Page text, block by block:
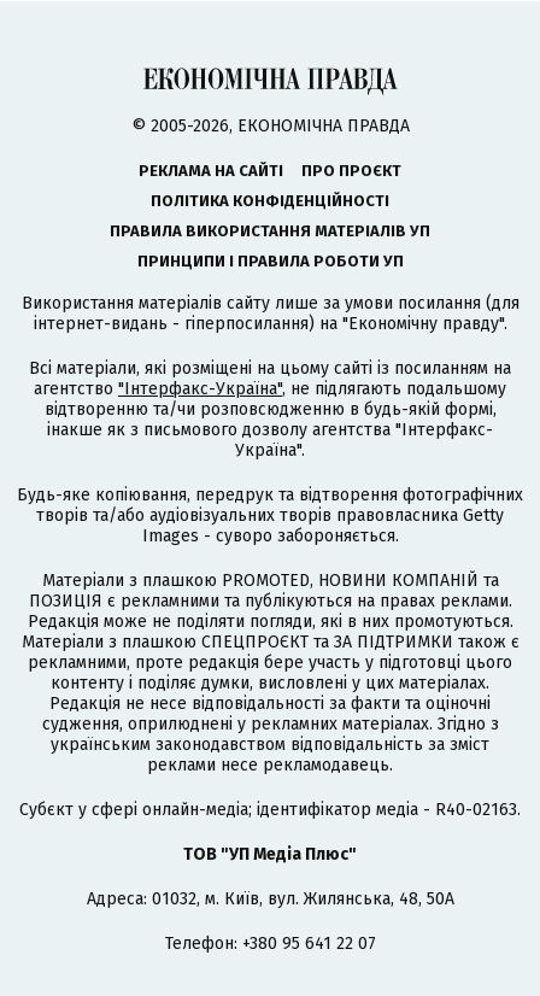
© 2005-2026, ЕКОНОМІЧНА ПРАВДА
РЕКЛАМА НА САЙТІ
ПРО ПРОЄКТ
ПОЛІТИКА КОНФІДЕНЦІЙНОСТІ
ПРАВИЛА ВИКОРИСТАННЯ МАТЕРІАЛІВ УП
ПРИНЦИПИ І ПРАВИЛА РОБОТИ УП
Використання матеріалів сайту лише за умови посилання (для
інтернет-видань - гіперпосилання) на "Економічну правду".
Всі матеріали, які розміщені на цьому сайті із посиланням на
агентство "Інтерфакс-Україна", не підлягають подальшому
відтворенню та/чи розповсюдженню в будь-якій формі,
інакше як з письмового дозволу агентства "Інтерфакс-
Україна".
Будь-яке копіювання, передрук та відтворення фотографічних
творів та/або аудіовізуальних творів правовласника Getty
Images - суворо забороняється.
Матеріали з плашкою PROMOTED, НОВИНИ КОМПАНІЙ та
ПОЗИЦІЯ є рекламними та публікуються на правах реклами.
Редакція може не поділяти погляди, які в них промотуються.
Матеріали з плашкою СПЕЦПРОЄКТ та ЗА ПІДТРИМКИ також є
рекламними, проте редакція бере участь у підготовці цього
контенту і поділяє думки, висловлені у цих матеріалах.
Редакція не несе відповідальності за факти та оціночні
судження, оприлюднені у рекламних матеріалах. Згідно з
українським законодавством відповідальність за зміст
реклами несе рекламодавець.
Cубєкт у сфері онлайн-медіа; ідентифікатор медіа - R40-02163.
ТОВ "УП Медіа Плюс"
Адреса: 01032, м. Київ, вул. Жилянська, 48, 50А
Телефон: +380 95 641 22 07